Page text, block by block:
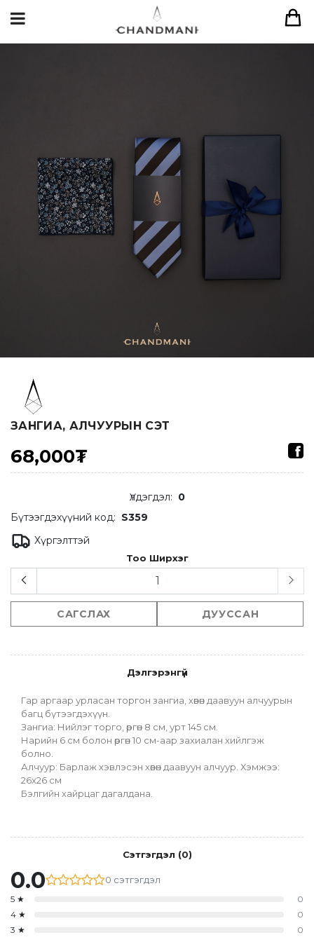
ЗАНГИА, АЛЧУУРЫН СЭТ
68,000₮
Үлдэгдэл: 0
Бүтээгдэхүүний код: S359
Хүргэлттэй
Тоо Ширхэг
САГСЛАХ ДУУССАН
Дэлгэрэнгүй
Гар аргаар урласан торгон зангиа, хөвөн даавуун алчуурын
багц бүтээгдэхүүн.
Зангиа: Нийлэг торго, өргөн 8 см, урт 145 см.
Нарийн 6 см болон өргөн 10 см-аар захиалан хийлгэж
болно.
Алчуур: Барлаж хэвлэсэн хөвөн даавуун алчуур. Хэмжээ:
26х26 см
Бэлгийн хайрцаг дагалдана.
Сэтгэгдэл (0)
0.0 0 сэтгэгдэл
5 ★
0
4 ★
0
3 ★
0